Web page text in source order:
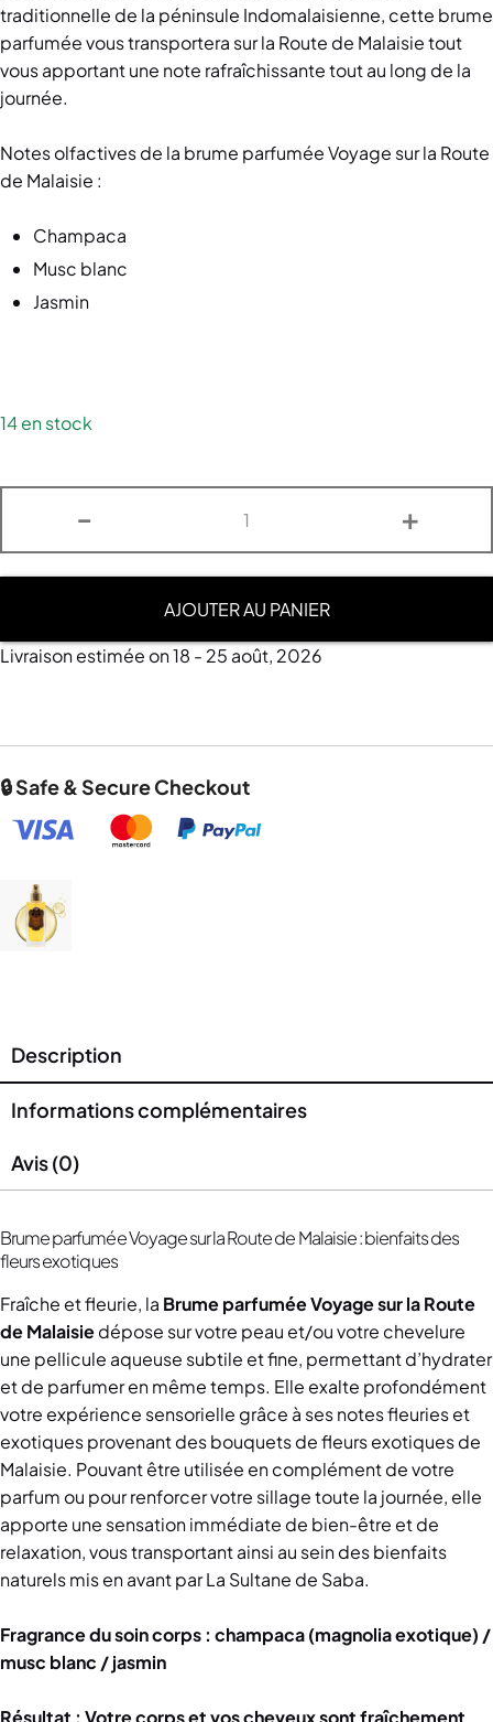
traditionnelle de la péninsule Indomalaisienne, cette brume
parfumée vous transportera sur la Route de Malaisie tout
vous apportant une note rafraîchissante tout au long de la
journée.
Notes olfactives de la brume parfumée Voyage sur la Route
de Malaisie :
Champaca
Musc blanc
Jasmin
14 en stock
- +
AJOUTER AU PANIER
Livraison estimée on 18 - 25 août, 2026
🔒 Safe & Secure Checkout
Description
Informations complémentaires
Avis (0)
Brume parfumée Voyage sur la Route de Malaisie : bienfaits des
fleurs exotiques
Fraîche et fleurie, la Brume parfumée Voyage sur la Route
de Malaisiedépose sur votre peau et/ou votre chevelure
une pellicule aqueuse subtile et fine, permettant d’hydrater
et de parfumer en même temps. Elle exalte profondément
votre expérience sensorielle grâce à ses notes fleuries et
exotiques provenant des bouquets de fleurs exotiques de
Malaisie. Pouvant être utilisée en complément de votre
parfum ou pour renforcer votre sillage toute la journée, elle
apporte une sensation immédiate de bien-être et de
relaxation, vous transportant ainsi au sein des bienfaits
naturels mis en avant par La Sultane de Saba.
Fragrance du soin corps : champaca (magnolia exotique) /
musc blanc / jasmin
Résultat : Votre corps et vos cheveux sont fraîchement